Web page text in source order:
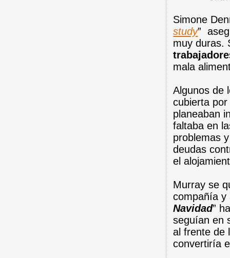
Simone
study”
muy duras.
trabajadore
mala
Algunos de
cubierta
planeaban
faltaba en
problemas
deudas
el
Murray se
compañía y
Navidad”
seguían en
al frente de
convertiría